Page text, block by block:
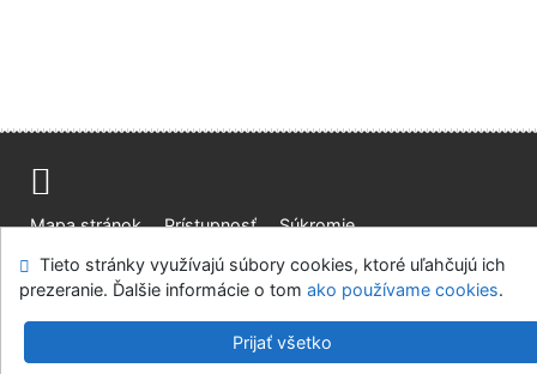
Mapa stránok Prístupnosť
Súkromie
Modul OpenSearch
Napíšte nám Nastavenie cookies
Tieto stránky využívajú súbory cookies, ktoré uľahčujú ich
prezeranie. Ďalšie informácie o tom ako používame cookies.
Prijať všetko